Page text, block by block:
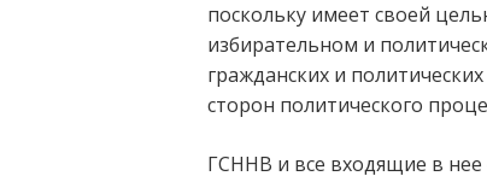
поскольку имеет своей
избирательном и
гражданских и
сторон политического
ГСННВ и все входящие в